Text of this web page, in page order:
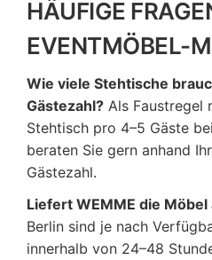
HÄUFIGE
EVENTMÖBEL-
Wie viele Stehtische
Gästezahl? Als Faustregel
Stehtisch pro 4–5 Gäste
beraten Sie gern anhand
Gästezahl.
Liefert WEMME die
Berlin sind je nach
innerhalb von 24–48